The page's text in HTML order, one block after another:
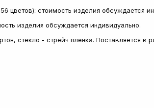
цветов): стоимость изделия обсуждается
изделия обсуждается индивидуально.
стекло - стрейч пленка. Поставляется в